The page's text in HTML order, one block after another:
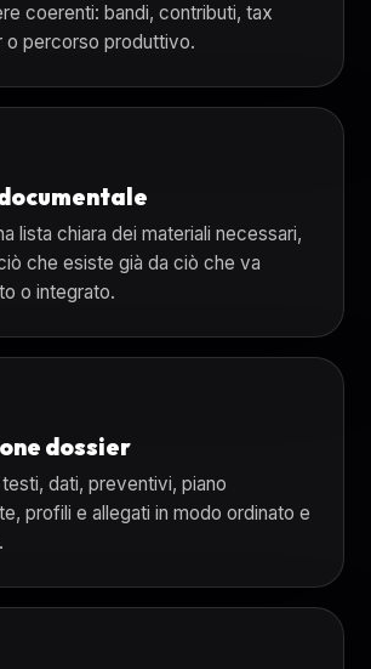
coerenti: bandi, contributi, tax
o percorso produttivo.
lista chiara dei materiali necessari,
che esiste già da ciò che va
o integrato.
dossier
dati, preventivi, piano
profili e allegati in modo ordinato e